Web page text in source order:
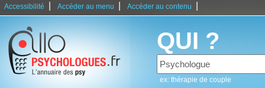
Accessibilité Accéder au menu Accéder au contenu
QUI ?
ex: thérapie de couple